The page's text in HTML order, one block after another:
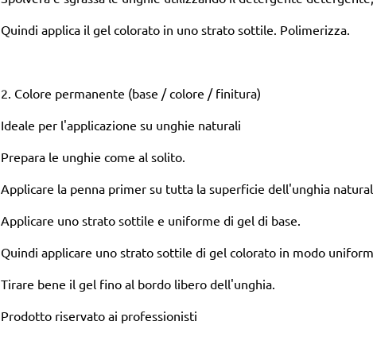
Quindi applica il gel colorato in uno strato sottile. Polimerizza.
2. Colore permanente (base / colore / finitura)
Ideale per l'applicazione su unghie naturali
Prepara le unghie come al solito.
Applicare la penna primer su tutta la superficie dell'unghia
Applicare uno strato sottile e uniforme di gel di base.
Quindi applicare uno strato sottile di gel colorato in modo
Tirare bene il gel fino al bordo libero dell'unghia.
Prodotto riservato ai professionisti